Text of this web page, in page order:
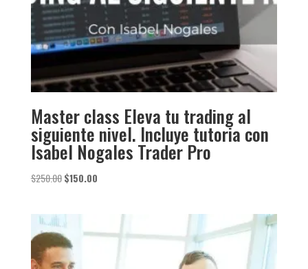
Master class Eleva tu trading al
siguiente nivel. Incluye tutoria con
Isabel Nogales Trader Pro
$250.00 El
$250.00.
$150.00El
$150.00.